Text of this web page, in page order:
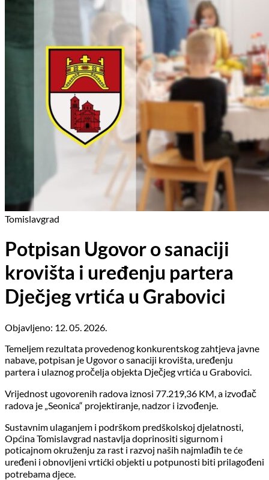
Tomislavgrad
Potpisan Ugovor o sanaciji
krovišta i uređenju partera
Dječjeg vrtića u Grabovici
Objavljeno: 12. 05. 2026.
Temeljem rezultata provedenog konkurentskog zahtjeva javne
nabave, potpisan je Ugovor o sanaciji krovišta, uređenju
partera i ulaznog pročelja objekta Dječjeg vrtića u Grabovici.
Vrijednost ugovorenih radova iznosi 77.219,36 KM, a izvođač
radova je „Seonica“ projektiranje, nadzor i izvođenje.
Sustavnim ulaganjem i podrškom predškolskoj djelatnosti,
Općina Tomislavgrad nastavlja doprinositi sigurnom i
poticajnom okruženju za rast i razvoj naših najmlađih te će
uređeni i obnovljeni vrtićki objekti u potpunosti biti prilagođeni
potrebama djece.